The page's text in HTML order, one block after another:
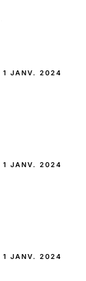
1 JANV. 2024
1 JANV. 2024
1 JANV. 2024